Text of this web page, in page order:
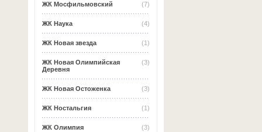
(7)
ЖК Мосфильмовский
(4)
ЖК Наука
(1)
ЖК Новая звезда
(3)
ЖК Новая Олимпийская
Деревня
(3)
ЖК Новая Остоженка
(1)
ЖК Ностальгия
(3)
ЖК Олимпия